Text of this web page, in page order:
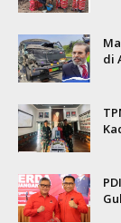
di